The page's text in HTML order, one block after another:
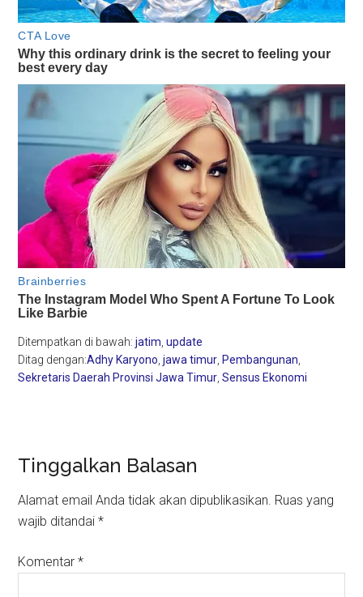
Ditempatkan di bawah:jatim ,update
Ditag dengan:Adhy Karyono ,jawa timur Pembangunan
Sekretaris Daerah Provinsi Jawa Timur ,Sensus Ekonomi
Reader
Interactions
Tinggalkan Balasan
Alamat email Anda tidak akan dipublikasikan. Ruas yang
wajib ditandai*
Komentar*